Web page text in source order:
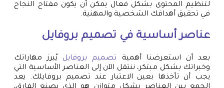
لتنظيم المحتوى بشكل فعال يمكن أن يكون مفتاح النجاح
في تحقيق أهدافك الشخصية والمهنية.
عناصر أساسية في تصميم بروفايل
بعد أن استعرضنا أهمية تصميم بروفايل يُبرز مهاراتك
وخبراتك بشكل مبتكر، ننتقل الآن إلى العناصر الأساسية التي
يجب أن تأخذها بعين الاعتبار عند تصميم بروفايلك. يعد